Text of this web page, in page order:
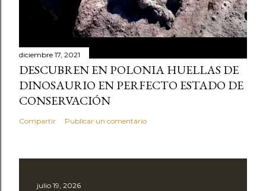
diciembre 17, 2021
DESCUBREN EN POLONIA HUELLAS DE
DINOSAURIO EN PERFECTO ESTADO DE
CONSERVACIÓN
Compartir Publicar un comentario
julio 19, 2026